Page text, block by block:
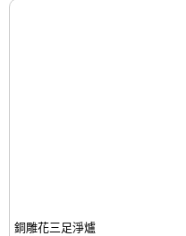
銅雕花三足淨爐